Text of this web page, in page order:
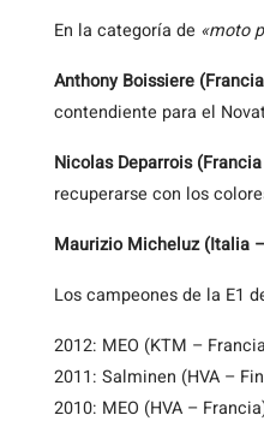
En la categoría de «moto
Anthony Boissiere
contendiente para el
Nicolas Deparrois
recuperarse con los
Maurizio Micheluz (Italia
Los campeones de la E1
2012: MEO (KTM –
2011: Salminen (HVA –
2010: MEO (HVA –